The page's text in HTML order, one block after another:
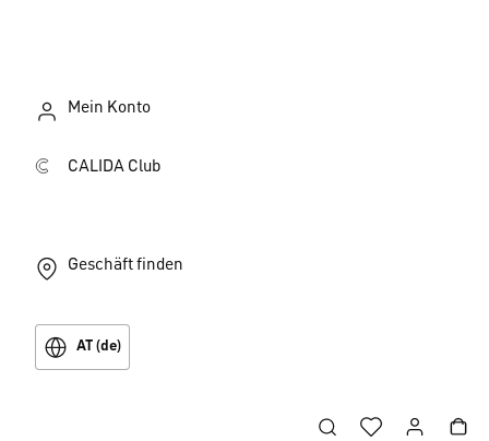
Mein Konto
CALIDA Club
Geschäft finden
AT (de)